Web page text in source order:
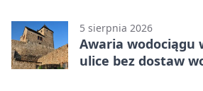
5 sierpnia 2026
Awaria wodociągu
ulice bez dostaw